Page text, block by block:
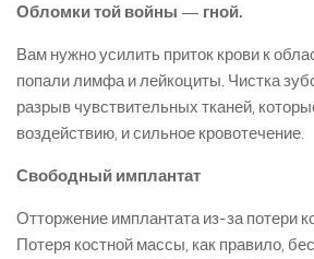
Обломки той войны — гной.
Вам нужно усилить приток крови к
попали лимфа и лейкоциты. Чистка
разрыв чувствительных тканей,
воздействию, и сильное кровотечение.
Свободный имплантат
Отторжение имплантата из-за потери
Потеря костной массы, как правило,